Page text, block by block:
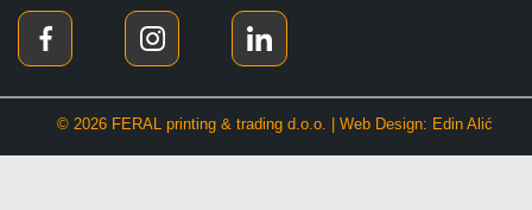
© 2026 FERAL printing & trading d.o.o. | Web Design: Edin Alić